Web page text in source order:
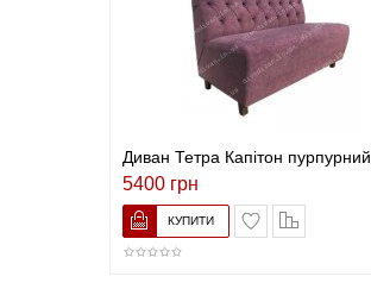
Диван Тетра Капітон пурпурний
5400 грн
В закладки